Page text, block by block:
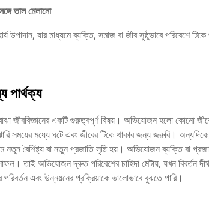
তাল মেলানো
যার মাধ্যমে ব্যক্তি, সমাজ বা জীব সুষ্ঠুভাবে পরিবেশে
পার্থক্য
জীববিজ্ঞানের একটি গুরুত্বপূর্ণ বিষয়। অভিযোজন হলো কোনো
সময়ের মধ্যে ঘটে এবং জীবের টিকে থাকার জন্য জরুরি।
নতুন বৈশিষ্ট্য বা নতুন প্রজাতি সৃষ্টি হয়। অভিযোজন ব্যক্তি বা
তাই অভিযোজন দ্রুত পরিবেশের চাহিদা মেটায়, যখন বিবর্তন
এবং উন্নয়নের প্রক্রিয়াকে ভালোভাবে বুঝতে পারি।